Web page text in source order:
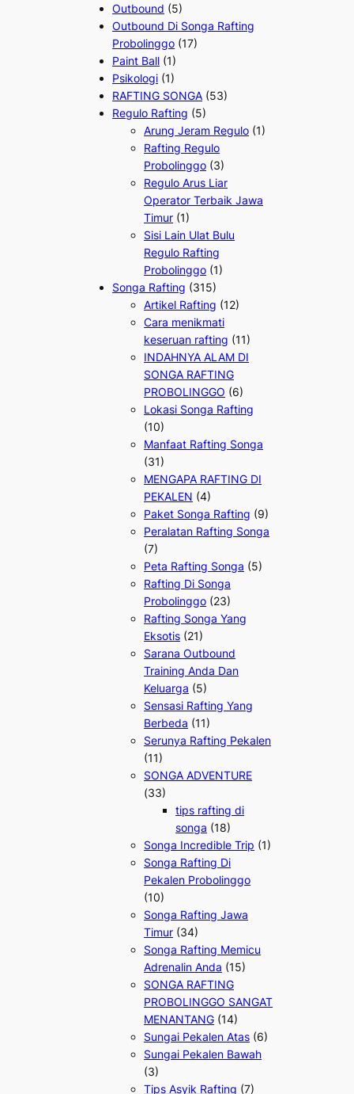
Outbound (5)
Outbound Di Songa Rafting
Probolinggo (17)
Paint Ball (1)
Psikologi (1)
RAFTING SONGA (53)
Regulo Rafting (5)
Arung Jeram Regulo (1)
Rafting Regulo
Probolinggo (3)
Regulo Arus Liar
Operator Terbaik Jawa
Timur (1)
Sisi Lain Ulat Bulu
Regulo Rafting
Probolinggo (1)
Songa Rafting (315)
Artikel Rafting (12)
Cara menikmati
keseruan rafting (11)
INDAHNYA ALAM DI
SONGA RAFTING
PROBOLINGGO (6)
Lokasi Songa Rafting
(10)
Manfaat Rafting Songa
(31)
MENGAPA RAFTING DI
PEKALEN (4)
Paket Songa Rafting (9)
Peralatan Rafting Songa
(7)
Peta Rafting Songa (5)
Rafting Di Songa
Probolinggo (23)
Rafting Songa Yang
Eksotis (21)
Sarana Outbound
Training Anda Dan
Keluarga (5)
Sensasi Rafting Yang
Berbeda (11)
Serunya Rafting Pekalen
(11)
SONGA ADVENTURE
(33)
tips rafting di
songa (18)
Songa Incredible Trip (1)
Songa Rafting Di
Pekalen Probolinggo
(10)
Songa Rafting Jawa
Timur (34)
Songa Rafting Memicu
Adrenalin Anda (15)
SONGA RAFTING
PROBOLINGGO SANGAT
MENANTANG (14)
Sungai Pekalen Atas (6)
Sungai Pekalen Bawah
(3)
Tips Asyik Rafting (7)